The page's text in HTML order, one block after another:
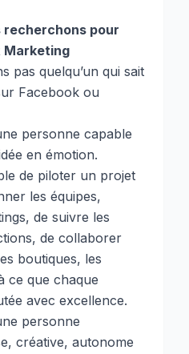
recherchons pour
Marketing
pas quelqu’un qui sait
Facebook ou
personne capable
en émotion.
de piloter un projet
les équipes,
de suivre les
de collaborer
boutiques, les
ce que chaque
avec excellence.
personne
créative, autonome